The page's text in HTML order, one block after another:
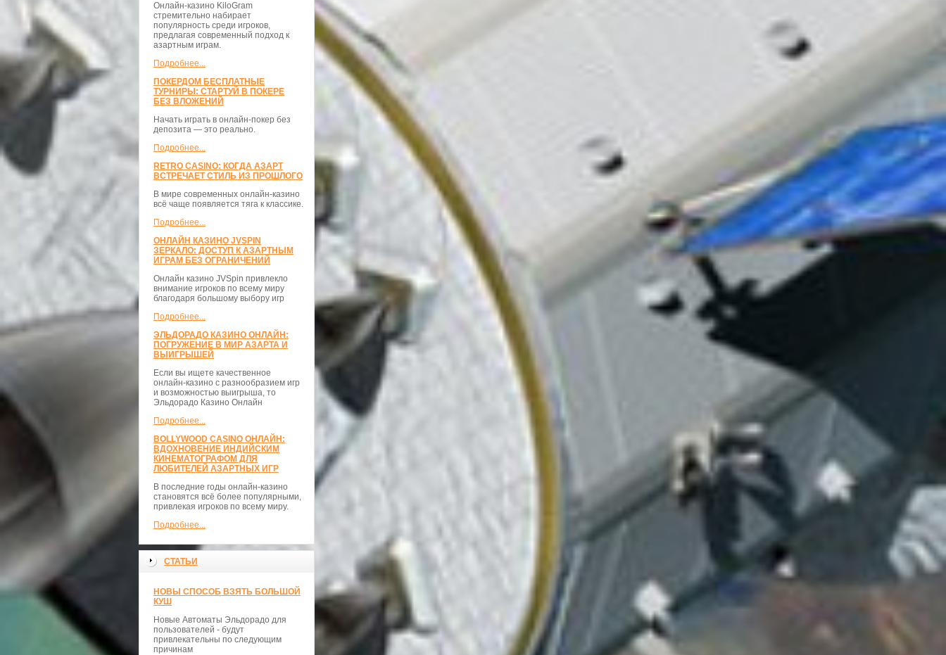
Онлайн-казино KiloGram
стремительно набирает
популярность среди игроков,
предлагая современный подход к
азартным играм.
Подробнее...
ПОКЕРДОМ БЕСПЛАТНЫЕ
ТУРНИРЫ: СТАРТУЙ В ПОКЕРЕ
БЕЗ ВЛОЖЕНИЙ
Начать играть в онлайн-покер без
депозита — это реально.
Подробнее...
RETRO CASINO: КОГДА АЗАРТ
ВСТРЕЧАЕТ СТИЛЬ ИЗ ПРОШЛОГО
В мире современных онлайн-казино
всё чаще появляется тяга к классике.
Подробнее...
ОНЛАЙН КАЗИНО JVSPIN
ЗЕРКАЛО: ДОСТУП К АЗАРТНЫМ
ИГРАМ БЕЗ ОГРАНИЧЕНИЙ
Онлайн казино JVSpin привлекло
внимание игроков по всему миру
благодаря большому выбору игр
Подробнее...
ЭЛЬДОРАДО КАЗИНО ОНЛАЙН:
ПОГРУЖЕНИЕ В МИР АЗАРТА И
ВЫИГРЫШЕЙ
Если вы ищете качественное
онлайн-казино с разнообразием игр
и возможностью выигрыша, то
Эльдорадо Казино Онлайн
Подробнее...
BOLLYWOOD CASINO ОНЛАЙН:
ВДОХНОВЕНИЕ ИНДИЙСКИМ
КИНЕМАТОГРАФОМ ДЛЯ
ЛЮБИТЕЛЕЙ АЗАРТНЫХ ИГР
В последние годы онлайн-казино
становятся всё более популярными,
привлекая игроков по всему миру.
Подробнее...
СТАТЬИ
НОВЫ СПОСОБ ВЗЯТЬ БОЛЬШОЙ
КУШ
Новые Автоматы Эльдорадо для
пользователей - будут
привлекательны по следующим
причинам